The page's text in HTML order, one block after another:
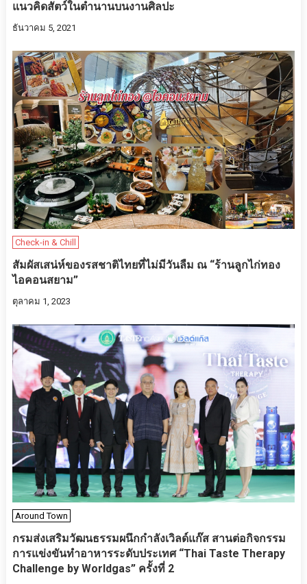
แนวคิดสัตว์ในตำนานบนงานศิลปะ
ธันวาคม 5, 2021
Check-in & Chill
สัมผัสเสน่ห์ของรสชาติไทยที่ไม่มีวันลืม ณ “ร้านลูกไก่ทอง
ไอคอนสยาม”
ตุลาคม 1, 2023
Around Town
กรมส่งเสริมวัฒนธรรมผนึกกำลังเวิลด์แก๊ส สานต่อกิจกรรม
การแข่งขันทำอาหารระดับประเทศ “Thai Taste Therapy
Challenge by Worldgas” ครั้งที่ 2